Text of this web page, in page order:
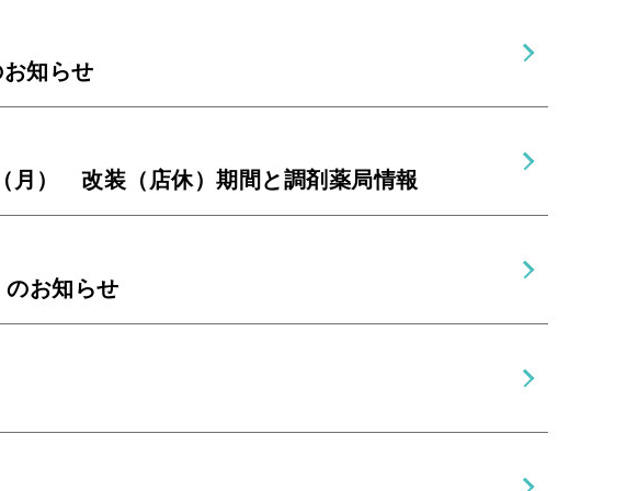
知らせ
月） 改装（店休）期間と調剤薬局情報
お知らせ